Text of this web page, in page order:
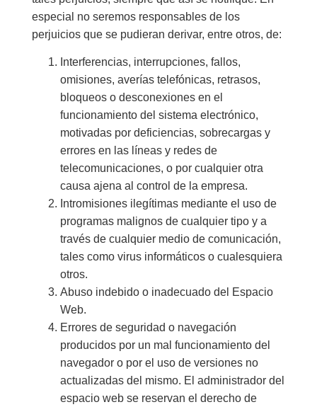
especial no seremos responsables de los
perjuicios que se pudieran derivar, entre otros, de:
Interferencias, interrupciones, fallos,
omisiones, averías telefónicas, retrasos,
bloqueos o desconexiones en el
funcionamiento del sistema electrónico,
motivadas por deficiencias, sobrecargas y
errores en las líneas y redes de
telecomunicaciones, o por cualquier otra
causa ajena al control de la empresa.
Intromisiones ilegítimas mediante el uso de
programas malignos de cualquier tipo y a
través de cualquier medio de comunicación,
tales como virus informáticos o cualesquiera
otros.
Abuso indebido o inadecuado del Espacio
Web.
Errores de seguridad o navegación
producidos por un mal funcionamiento del
navegador o por el uso de versiones no
actualizadas del mismo. El administrador del
espacio web se reservan el derecho de